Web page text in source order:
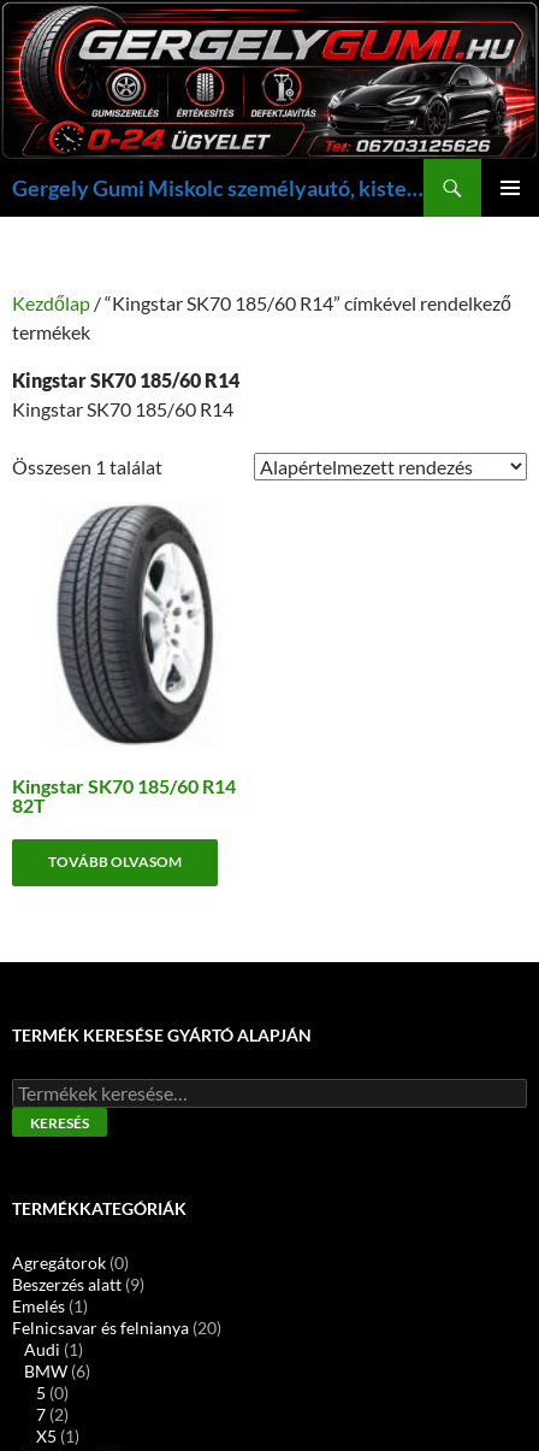
Kilépés
a
tartalomba
Gergely Gumi Miskolc személyautó, kisteherautó gumi szerelés javítás +36703125626 NON-STOP ügyelet, gergelygumi@gergelygumi.hu
Kezdőlap / “Kingstar SK70 185/60 R14” címkével rendelkező
termékek
Kingstar SK70 185/60 R14
Kingstar SK70 185/60 R14
Összesen 1 találat
Kingstar SK70 185/60 R14
82T
TOVÁBB OLVASOM
TERMÉK KERESÉSE GYÁRTÓ ALAPJÁN
Keresés
a
következőre:
KERESÉS
TERMÉKKATEGÓRIÁK
Agregátorok (0)
Beszerzés alatt (9)
Emelés (1)
Felnicsavar és felnianya (20)
Audi (1)
BMW (6)
5 (0)
7 (2)
X5 (1)